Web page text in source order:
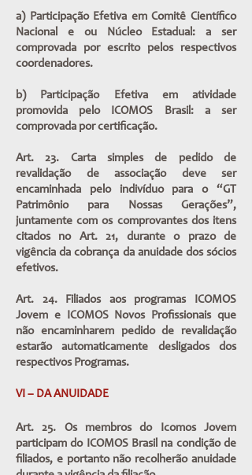
a) Participação Efetiva em Comitê Científico
Nacional e ou Núcleo Estadual: a ser
comprovada por escrito pelos respectivos
coordenadores.
b) Participação Efetiva em atividade
promovida pelo ICOMOS Brasil: a ser
comprovada por certificação.
Art. 23. Carta simples de pedido de
revalidação de associação deve ser
encaminhada pelo indivíduo para o “GT
Patrimônio para Nossas Gerações”,
juntamente com os comprovantes dos itens
citados no Art. 21, durante o prazo de
vigência da cobrança da anuidade dos sócios
efetivos.
Art. 24. Filiados aos programas ICOMOS
Jovem e ICOMOS Novos Profissionais que
não encaminharem pedido de revalidação
estarão automaticamente desligados dos
respectivos Programas.
VI – DA ANUIDADE
Art. 25. Os membros do Icomos Jovem
participam do ICOMOS Brasil na condição de
filiados, e portanto não recolherão anuidade